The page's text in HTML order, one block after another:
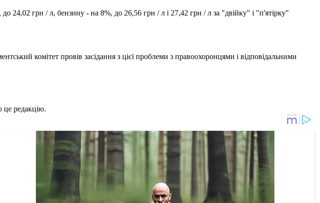
24,02 грн / л, бензину - на 8%, до 26,56 грн / л і 27,42 грн / л за "двійку" і "п'ятірку"
комітет провів засідання з цієї проблеми з правоохоронцями і відповідальними
це редакцію.